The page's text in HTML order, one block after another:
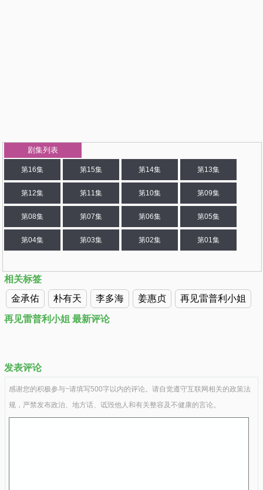
剧集列表
第16集 第15集 第14集 第13集
第12集 第11集 第10集 第09集
第08集 第07集 第06集 第05集
第04集 第03集 第02集 第01集
相关标签
金承佑
朴有天 李多海 姜惠贞 再见雷普利小姐
再见雷普利小姐 最新评论
发表评论
感谢您的积极参与~请填写500字以内的评论。请自觉遵守互联网相关的政策法
规，严禁发布政治、地方话、诋毁他人和有关整容及不健康的言论。